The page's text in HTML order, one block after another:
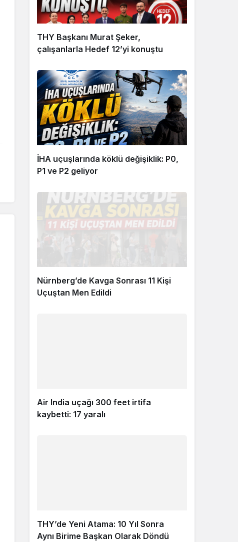
THY Başkanı Murat Şeker,
çalışanlarla Hedef 12’yi konuştu
İHA uçuşlarında köklü değişiklik: P0,
P1 ve P2 geliyor
Nürnberg’de Kavga Sonrası 11 Kişi
Uçuştan Men Edildi
Air India uçağı 300 feet irtifa
kaybetti: 17 yaralı
THY’de Yeni Atama: 10 Yıl Sonra
Aynı Birime Başkan Olarak Döndü